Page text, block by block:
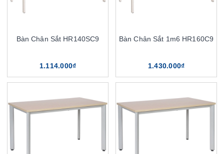
Bàn Chân Sắt HR140SC9
1.114.000₫
Bàn Chân Sắt 1m6 HR160C9
1.430.000₫